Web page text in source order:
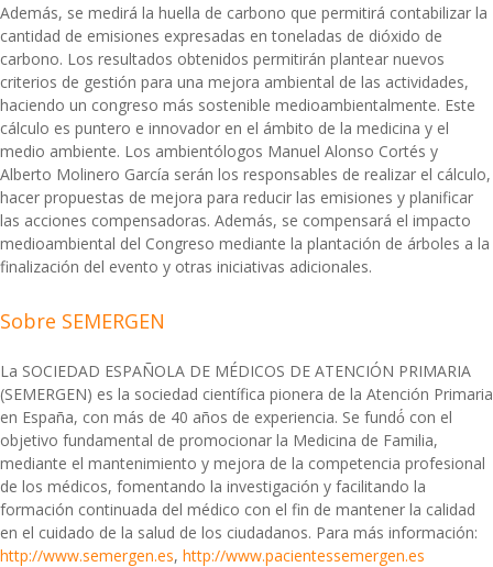
Además, se medirá la huella de carbono que permitirá contabilizar la
cantidad de emisiones expresadas en toneladas de dióxido de
carbono. Los resultados obtenidos permitirán plantear nuevos
criterios de gestión para una mejora ambiental de las actividades,
haciendo un congreso más sostenible medioambientalmente. Este
cálculo es puntero e innovador en el ámbito de la medicina y el
medio ambiente. Los ambientólogos Manuel Alonso Cortés y
Alberto Molinero García serán los responsables de realizar el cálculo,
hacer propuestas de mejora para reducir las emisiones y planificar
las acciones compensadoras. Además, se compensará el impacto
medioambiental del Congreso mediante la plantación de árboles a la
finalización del evento y otras iniciativas adicionales.
Sobre SEMERGEN
La SOCIEDAD ESPAÑOLA DE MÉDICOS DE ATENCIÓN PRIMARIA
(SEMERGEN) es la sociedad científica pionera de la Atención Primaria
en España, con más de 40 años de experiencia. Se fundó́ con el
objetivo fundamental de promocionar la Medicina de Familia,
mediante el mantenimiento y mejora de la competencia profesional
de los médicos, fomentando la investigación y facilitando la
formación continuada del médico con el fin de mantener la calidad
en el cuidado de la salud de los ciudadanos. Para más información:
http://www.semergen.es, http://www.pacientessemergen.es